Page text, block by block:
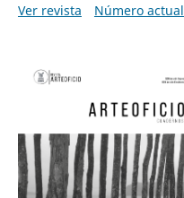
Ver revista
Número actual